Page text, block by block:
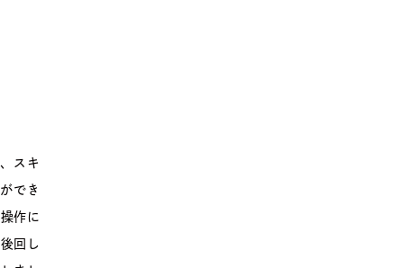
スキ
でき
作に
回し